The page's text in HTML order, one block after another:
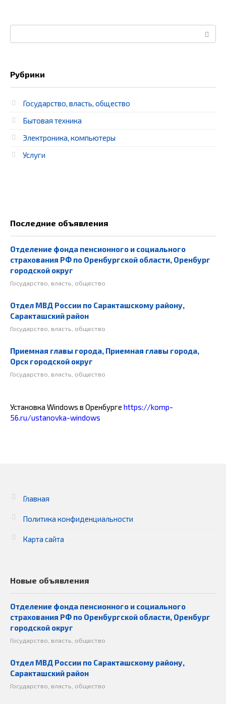
Рубрики
Государство, власть, общество
Бытовая техника
Электроника, компьютеры
Услуги
Последние объявления
Отделение фонда пенсионного и социального
страхования РФ по Оренбургской области, Оренбург
городской округ
Государство, власть, общество
Отдел МВД России по Саракташскому району,
Саракташский район
Государство, власть, общество
Приемная главы города, Приемная главы города,
Орск городской округ
Государство, власть, общество
Установка Windows в Оренбурге https://komp-
56.ru/ustanovka-windows
Главная
Политика конфиденциальности
Карта сайта
Новые объявления
Отделение фонда пенсионного и социального
страхования РФ по Оренбургской области, Оренбург
городской округ
Государство, власть, общество
Отдел МВД России по Саракташскому району,
Саракташский район
Государство, власть, общество